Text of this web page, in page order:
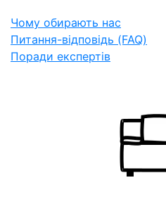
Чому обирають нас
Питання-відповідь (FAQ)
Поради експертів